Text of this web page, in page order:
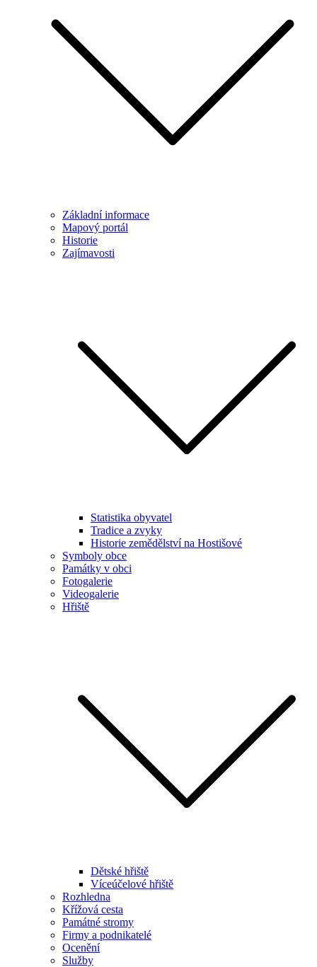
Základní informace
Mapový portál
Historie
Zajímavosti
Statistika obyvatel
Tradice a zvyky
Historie zemědělství na Hostišové
Symboly obce
Památky v obci
Fotogalerie
Videogalerie
Hřiště
Dětské hřiště
Víceúčelové hřiště
Rozhledna
Křížová cesta
Památné stromy
Firmy a podnikatelé
Ocenění
Služby